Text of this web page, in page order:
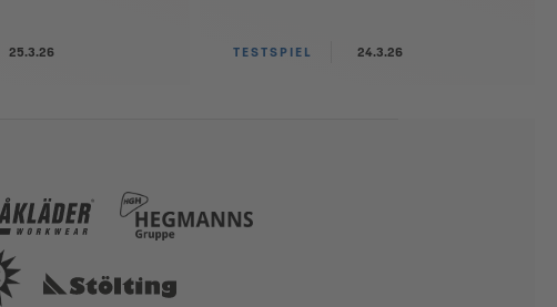
25.3.26 TESTSPIEL 24.3.26